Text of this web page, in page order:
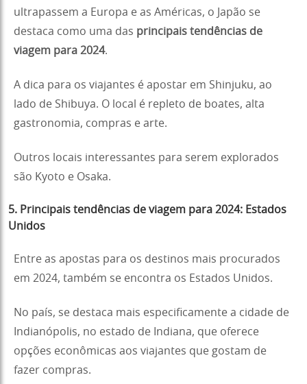
ultrapassem a Europa e as Américas, o Japão se
destaca como uma das principais tendências de
viagem para 2024.
A dica para os viajantes é apostar em Shinjuku, ao
lado de Shibuya. O local é repleto de boates, alta
gastronomia, compras e arte.
Outros locais interessantes para serem explorados
são Kyoto e Osaka.
5. Principais tendências de viagem para 2024: Estados
Unidos
Entre as apostas para os destinos mais procurados
em 2024, também se encontra os Estados Unidos.
No país, se destaca mais especificamente a cidade de
Indianópolis, no estado de Indiana, que oferece
opções econômicas aos viajantes que gostam de
fazer compras.